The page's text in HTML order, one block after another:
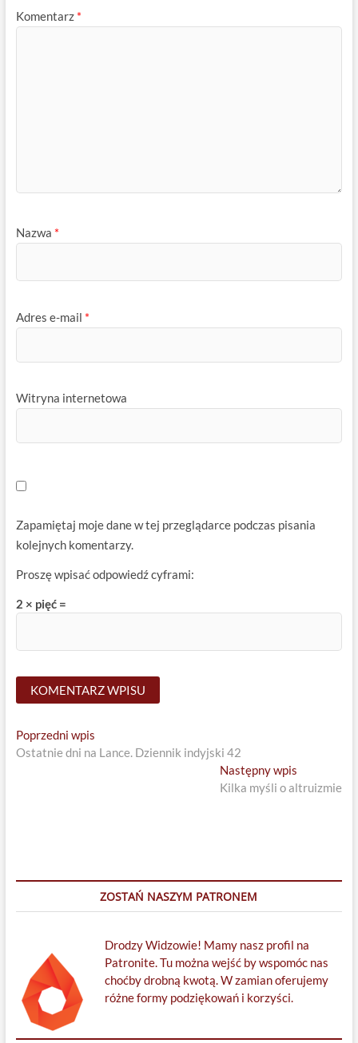
Komentarz *
Nazwa *
Adres e-mail *
Witryna internetowa
Zapamiętaj moje dane w tej przeglądarce podczas pisania
kolejnych komentarzy.
Proszę wpisać odpowiedź cyframi:
2 × pięć =
Nawigacja
wpisu
Poprzedni wpisPrevious
post:
Ostatnie dni na Lance. Dziennik indyjski 42
Następny wpis
post:
Kilka myśli o altruizmie
ZOSTAŃ NASZYM PATRONEM
Drodzy Widzowie! Mamy nasz profil na
Patronite. Tu można wejść by wspomóc nas
choćby drobną kwotą. W zamian oferujemy
różne formy podziękowań i korzyści.